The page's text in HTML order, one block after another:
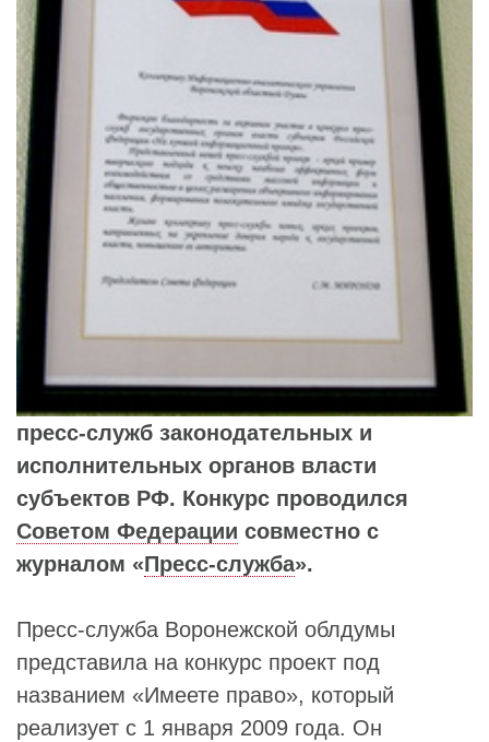
пресс-служб законодательных и
исполнительных органов власти
субъектов РФ. Конкурс проводился
Советом Федерации совместно с
журналом «Пресс-служба».
Пресс-служба Воронежской облдумы
представила на конкурс проект под
названием «Имеете право», который
реализует с 1 января 2009 года. Он